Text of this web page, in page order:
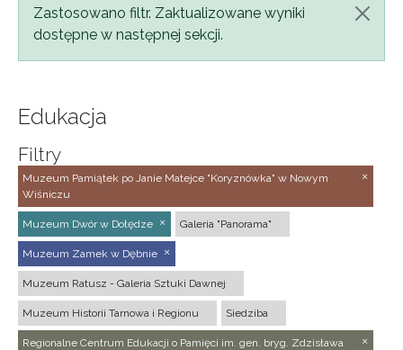
Komunikat
Zastosowano filtr. Zaktualizowane wyniki
dostępne w następnej sekcji.
Edukacja
Filtry
Muzeum Pamiątek po Janie Matejce "Koryznówka" w Nowym
Wiśniczu
Muzeum Dwór w Dołędze Galeria "Panorama"
Muzeum Zamek w Dębnie
Muzeum Ratusz - Galeria Sztuki Dawnej
Muzeum Historii Tarnowa i Regionu Siedziba
Regionalne Centrum Edukacji o Pamięci im. gen. bryg. Zdzisława